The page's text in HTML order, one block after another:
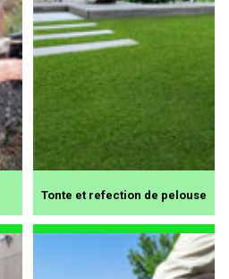
Tonte et refection de pelouse